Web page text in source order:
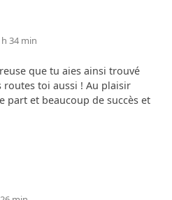
34 min
que tu aies ainsi trouvé
toi aussi ! Au plaisir
part et beaucoup de succès et